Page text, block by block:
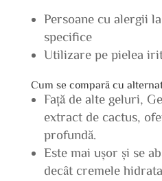
Persoane cu alergii
specifice
Utilizare pe pielea
Cum se compară cu
Față de alte geluri,
extract de cactus,
profundă.
Este mai ușor și se
decât cremele